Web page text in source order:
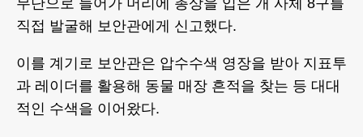
무단으로 들어가 머리에 총상을 입은 개 사체 8구를
직접 발굴해 보안관에게 신고했다.
이를 계기로 보안관은 압수수색 영장을 받아 지표투
과 레이더를 활용해 동물 매장 흔적을 찾는 등 대대
적인 수색을 이어왔다.